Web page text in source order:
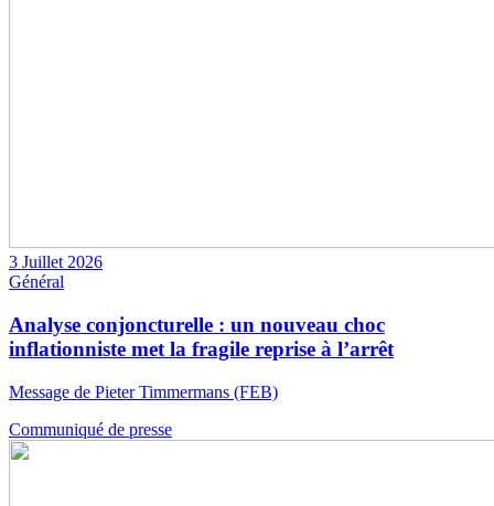
3 Juillet 2026
Général
Analyse conjoncturelle : un nouveau choc
inflationniste met la fragile reprise à l’arrêt
Message de Pieter Timmermans (FEB)
Communiqué de presse